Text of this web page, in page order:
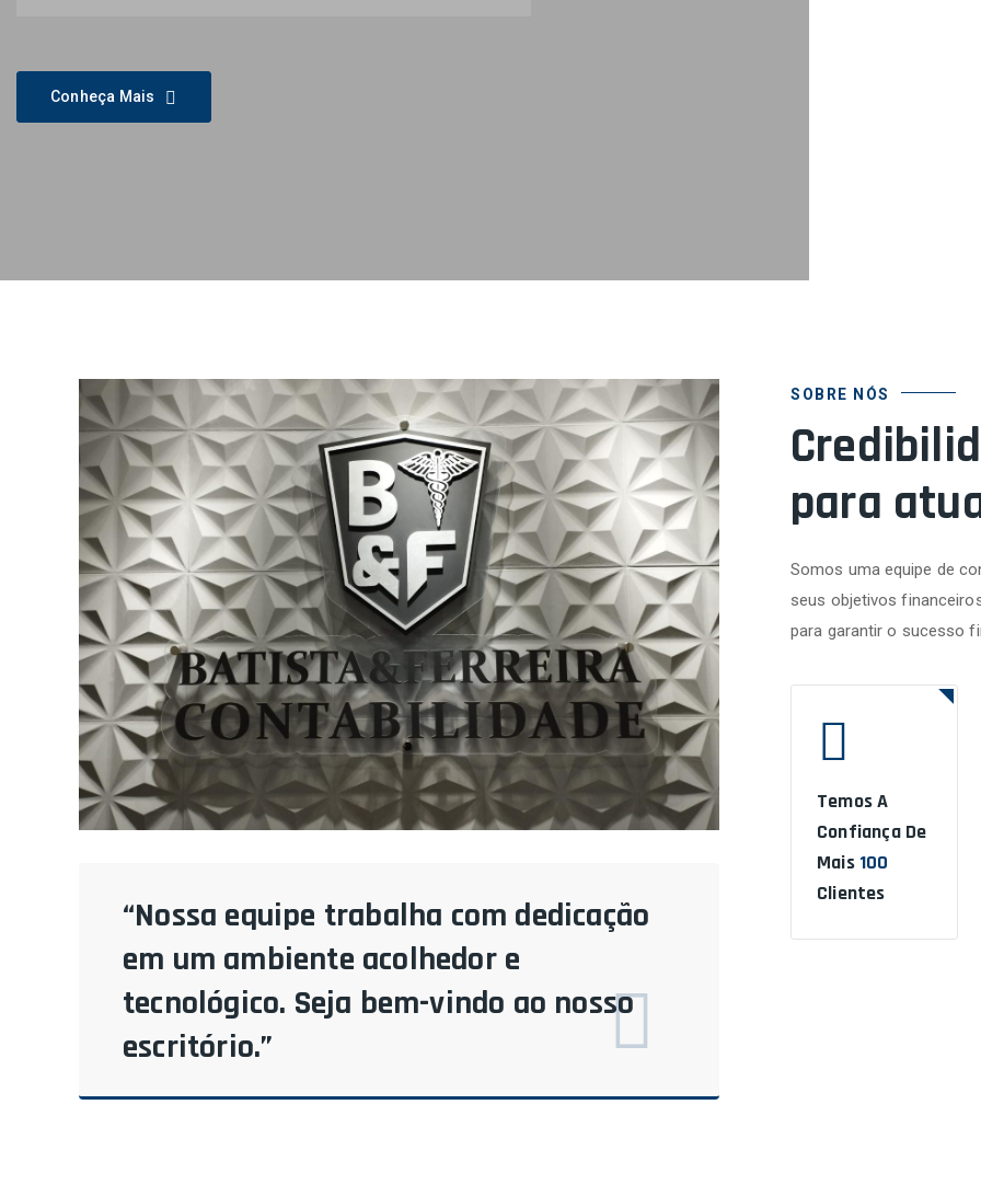
Conheça Mais
“Nossa equipe trabalha com dedicação
em um ambiente acolhedor e
tecnológico. Seja bem-vindo ao nosso
escritório.”
SOBRE NÓS
para
Somos uma equipe de
seus objetivos
para garantir o sucesso
Temos A
Confiança De
Mais 100
Clientes